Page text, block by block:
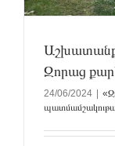
Զորաց
24/06/2024